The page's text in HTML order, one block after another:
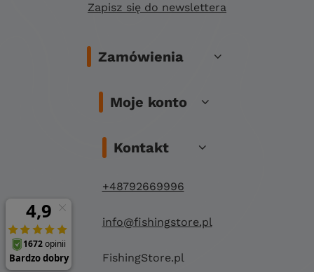
Zapisz się do newslettera
Zamówienia
Moje konto
Kontakt
+48792669996
info@fishingstore.pl
FishingStore.pl